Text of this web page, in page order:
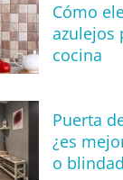
Cómo
azulejos
cocina
Puerta
¿es
o